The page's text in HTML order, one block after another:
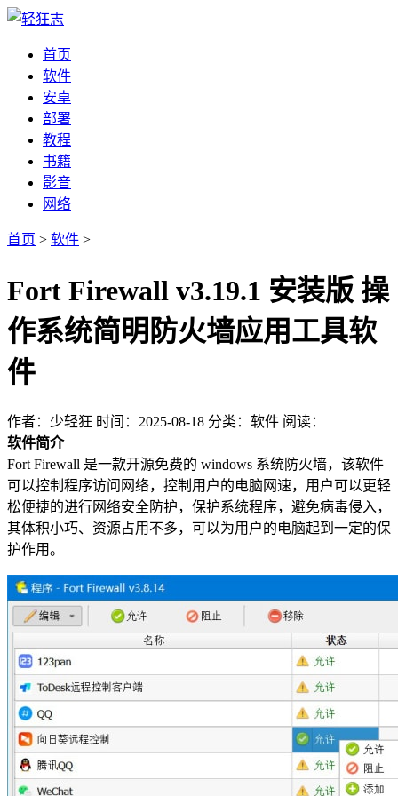
首页
软件
安卓
部署
教程
书籍
影音
网络
首页 > 软件 >
Fort Firewall v3.19.1 安装版 操
作系统简明防火墙应用工具软
件
作者：少轻狂 时间：2025-08-18 分类：软件 阅读：
软件简介
Fort Firewall 是一款开源免费的 windows 系统防火墙，该软件
可以控制程序访问网络，控制用户的电脑网速，用户可以更轻
松便捷的进行网络安全防护，保护系统程序，避免病毒侵入，
其体积小巧、资源占用不多，可以为用户的电脑起到一定的保
护作用。